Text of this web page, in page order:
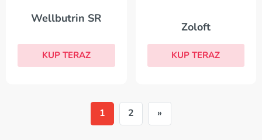
Wellbutrin SR
KUP TERAZ
Zoloft
KUP TERAZ
1 2 »